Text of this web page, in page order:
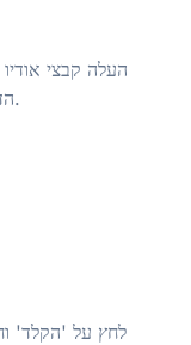
העלה קבצי
הדבק קישור לסרטון מקוון.
לחץ על 'הקלד'